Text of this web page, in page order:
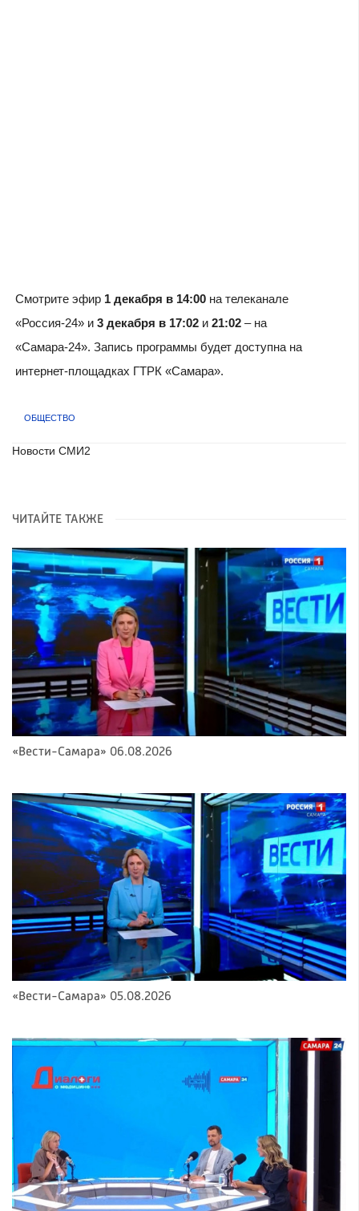
Смотрите эфир 1 декабря в 14:00на телеканале
«Россия-24» и 3 декабря в 17:02 и21:02– на
«Самара-24». Запись программы будет доступна на
интернет-площадках ГТРК «Самара».
ОБЩЕСТВО
Новости СМИ2
ЧИТАЙТЕ ТАКЖЕ
«Вести-Самара» 06.08.2026
«Вести-Самара» 05.08.2026